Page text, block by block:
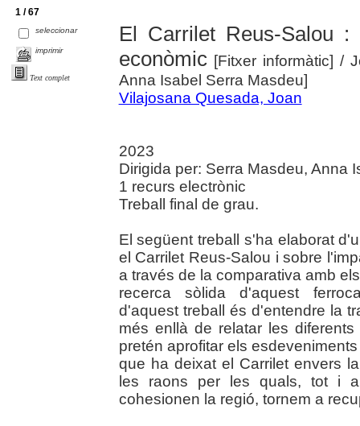
1 / 67
seleccionar
imprimir
Text complet
El Carrilet Reus-Salou
econòmic[Fitxer informàtic] /
Anna Isabel Serra Masdeu]
Vilajosana Quesada, Joan
2023
Dirigida per: Serra Masdeu, Anna
1 recurs electrònic
Treball final de grau.
El següent treball s'ha elaborat
el Carrilet Reus-Salou i sobre
a través de la comparativa amb
recerca sòlida d'aquest
d'aquest treball és d'entendre la
més enllà de relatar les
pretén aprofitar els
que ha deixat el Carrilet envers
les raons per les quals, tot i
cohesionen la regió, tornem a